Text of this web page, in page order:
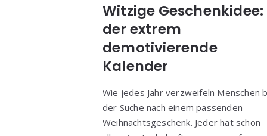
Witzige Geschenkidee:
der extrem
demotivierende
Kalender
Wie jedes Jahr verzweifeln Menschen
der Suche nach einem passenden
Weihnachtsgeschenk. Jeder hat schon